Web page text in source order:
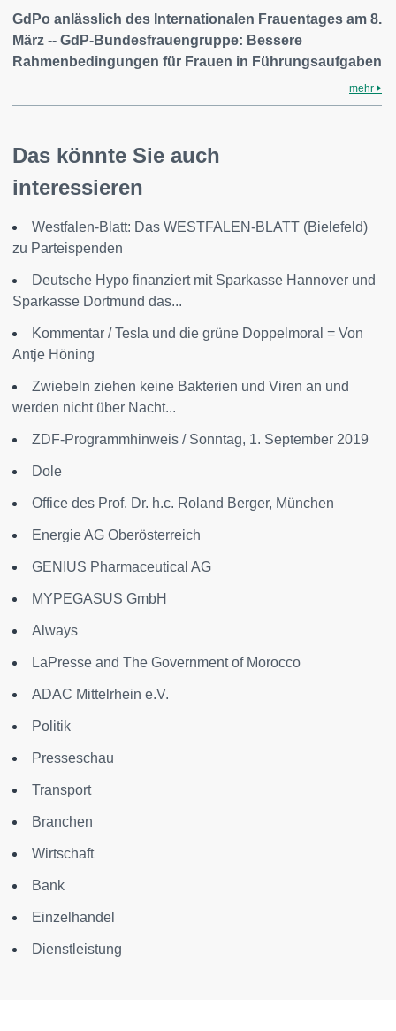
GdPo anlässlich des Internationalen Frauentages am 8.
März -- GdP-Bundesfrauengruppe: Bessere
Rahmenbedingungen für Frauen in Führungsaufgaben
mehr
Das könnte Sie auch
interessieren
Westfalen-Blatt: Das WESTFALEN-BLATT (Bielefeld)
zu Parteispenden
Deutsche Hypo finanziert mit Sparkasse Hannover und
Sparkasse Dortmund das...
Kommentar / Tesla und die grüne Doppelmoral = Von
Antje Höning
Zwiebeln ziehen keine Bakterien und Viren an und
werden nicht über Nacht...
ZDF-Programmhinweis / Sonntag, 1. September 2019
Dole
Office des Prof. Dr. h.c. Roland Berger, München
Energie AG Oberösterreich
GENIUS Pharmaceutical AG
MYPEGASUS GmbH
Always
LaPresse and The Government of Morocco
ADAC Mittelrhein e.V.
Politik
Presseschau
Transport
Branchen
Wirtschaft
Bank
Einzelhandel
Dienstleistung